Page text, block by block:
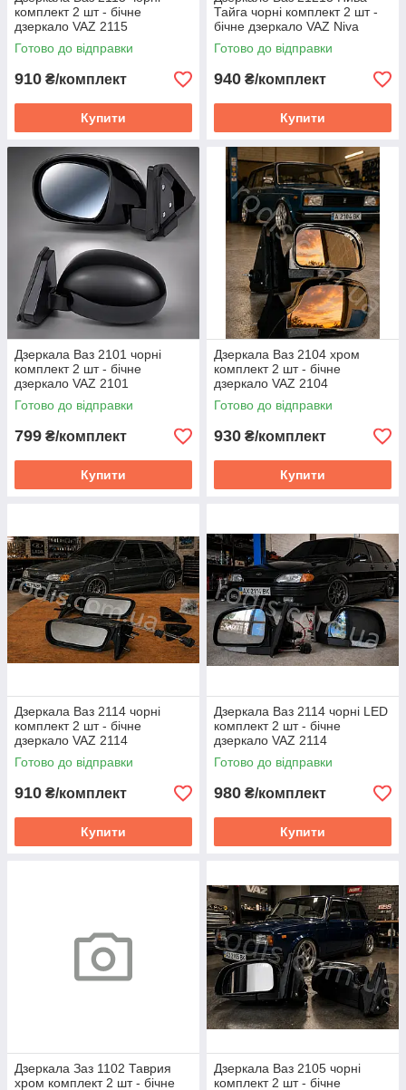
комплект 2 шт - бічне
дзеркало VAZ 2115
Готово до відправки
910 ₴/комплект
Купити
Тайга чорні комплект 2 шт -
бічне дзеркало VAZ Niva
Готово до відправки
940 ₴/комплект
Купити
Дзеркала Ваз 2101 чорні
комплект 2 шт - бічне
дзеркало VAZ 2101
Готово до відправки
799 ₴/комплект
Купити
Дзеркала Ваз 2104 хром
комплект 2 шт - бічне
дзеркало VAZ 2104
Готово до відправки
930 ₴/комплект
Купити
Дзеркала Ваз 2114 чорні
комплект 2 шт - бічне
дзеркало VAZ 2114
Готово до відправки
910 ₴/комплект
Купити
Дзеркала Ваз 2114 чорні LED
комплект 2 шт - бічне
дзеркало VAZ 2114
Готово до відправки
980 ₴/комплект
Купити
Дзеркала Заз 1102 Таврия
хром комплект 2 шт - бічне
Дзеркала Ваз 2105 чорні
комплект 2 шт - бічне